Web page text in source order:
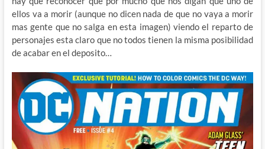
ellos va a morir (aunque no dicen nada de que no vaya a morir
mas gente que no salga en esta imagen) viendo el reparto de
personajes esta claro que no todos tienen la misma posibilidad
de acabar en el deposito…